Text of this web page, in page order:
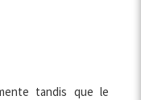
tandis que le